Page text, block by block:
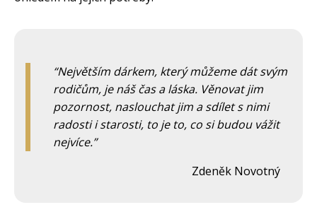
Největším dárkem, který můžeme dát svým
rodičům, je náš čas a láska. Věnovat jim
pozornost, naslouchat jim a sdílet s nimi
radosti i starosti, to je to, co si budou vážit
nejvíce.
Zdeněk Novotný